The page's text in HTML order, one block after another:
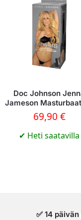
Doc Johnson
Jameson
69,90 €
✔ Heti saatavilla
✅ 14